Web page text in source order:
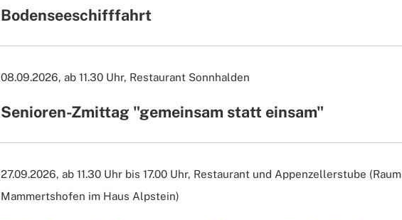
Bodenseeschifffahrt
08.09.2026, ab 11.30 Uhr, Restaurant Sonnhalden
Senioren-Zmittag "gemeinsam statt einsam"
27.09.2026, ab 11.30 Uhr bis 17.00 Uhr, Restaurant und Appenzellerstube (Raum
Mammertshofen im Haus Alpstein)